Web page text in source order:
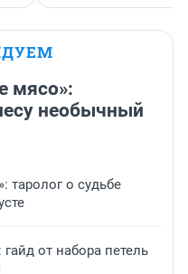
мясо»:
необычный
таролог о судьбе
от набора петель